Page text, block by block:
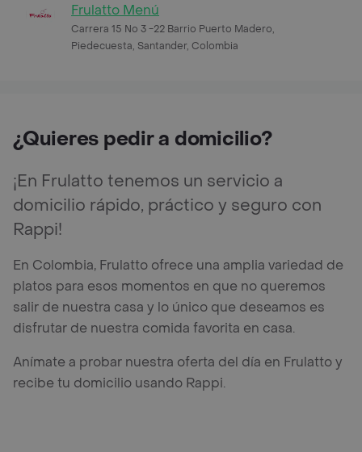
Frulatto Menú
Carrera 15 No 3 -22 Barrio Puerto Madero,
Piedecuesta, Santander, Colombia
¿Quieres pedir a domicilio?
¡En Frulatto tenemos un servicio a
domicilio rápido, práctico y seguro con
Rappi!
En Colombia, Frulatto ofrece una amplia variedad de
platos para esos momentos en que no queremos
salir de nuestra casa y lo único que deseamos es
disfrutar de nuestra comida favorita en casa.
Anímate a probar nuestra oferta del día en Frulatto y
recibe tu domicilio usando Rappi.